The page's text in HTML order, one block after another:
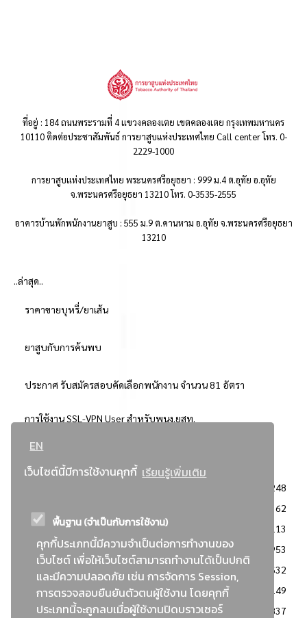
EN
เว็บไซต์นี้มีการใช้งานคุกกี้ เรียนรู้เพิ่มเติม
พื้นฐาน (จำเป็นกับการใช้งาน)
คุกกี้ประเภทนี้มีความจำเป็นต่อการทำงานของ
เว็บไซต์ เพื่อให้เว็บไซต์สามารถทำงานได้เป็นปกติ
และมีความปลอดภัย เช่น การจัดการ Session,
การตรวจสอบยืนยันตัวตนผู้ใช้งาน โดยคุกกี้
ประเภทนี้จะถูกลบเมื่อผู้ใช้งานปิดบราวเซอร์
ที่อยู่ : 184 ถนนพระรามที่ 4 แขวงคลองเตย เขตคลองเตย กรุงเทพมหานคร
10110 ติดต่อประชาสัมพันธ์ การยาสูบแห่งประเทศไทย Call center โทร. 0-
2229-1000
การยาสูบแห่งประเทศไทย พระนครศรีอยุธยา : 999 ม.4 ต.อุทัย อ.อุทัย
จ.พระนครศรีอยุธยา 13210 โทร. 0-3535-2555
อาคารบ้านพักพนักงานยาสูบ : 555 ม.9 ต.คานหาม อ.อุทัย จ.พระนครศรีอยุธยา
13210
..ล่าสุด..
ราคาขายบุหรี่/ยาเส้น
ยาสูบกับการค้นพบ
ประกาศ รับสมัครสอบคัดเลือกพนักงาน จำนวน 81 อัตรา
การใช้งาน SSL-VPN User สำหรับพนง.ยสท.
..ยอดนิยม..
3248
2362
: วิธีเฉพาะเจาะจง
2113
ข่าวสาร/ประกาศ
1953
: เอกสารส่งเสริมความโปร่งใสในการจัดซื้อจัดจ้าง
1632
ข่าวสารจัดซื้อจัดจ้าง
1149
: แผนการจัดซื้อจัดจ้าง
837